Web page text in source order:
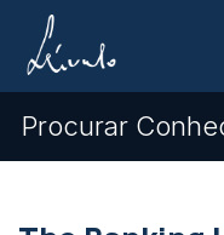
Procurar